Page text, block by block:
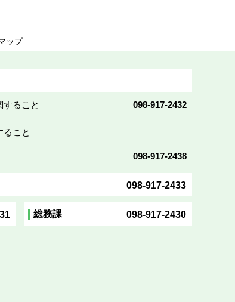
ップ
すること
ること
098-917-2432
098-917-2438
098-917-2433
総務課 098-917-2430